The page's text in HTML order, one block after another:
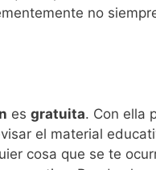
no
es gratuita. Con ella
el material
cosa que se te